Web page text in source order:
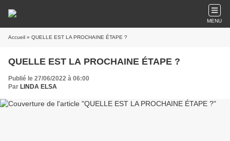
MENU
Accueil » QUELLE EST LA PROCHAINE ÉTAPE ?
QUELLE EST LA PROCHAINE ÉTAPE ?
Publié le 27/06/2022 à 06:00
Par LINDA ELSA